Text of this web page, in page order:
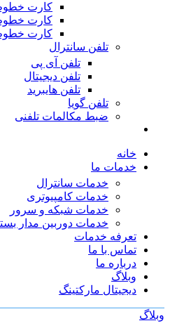
کارت
کارت
کارت
تلفن سانترال
تلفن آی پی
تلفن دیجیتال
تلفن هایبرید
تلفن گویا
ضبط مکالمات تلفنی
خانه
خدمات ما
خدمات سانترال
خدمات کامپیوتری
خدمات شبکه و سرور
خدمات دوربین مدار
تعرفه خدمات
تماس با ما
درباره ما
وبلاگ
دیجیتال مارکتینگ
وبلاگ